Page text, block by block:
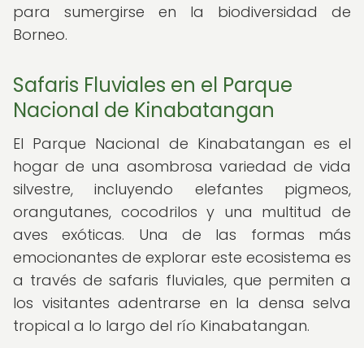
para sumergirse en la biodiversidad de
Borneo.
Safaris Fluviales en el Parque
Nacional de Kinabatangan
El Parque Nacional de Kinabatangan es el
hogar de una asombrosa variedad de vida
silvestre, incluyendo elefantes pigmeos,
orangutanes, cocodrilos y una multitud de
aves exóticas. Una de las formas más
emocionantes de explorar este ecosistema es
a través de safaris fluviales, que permiten a
los visitantes adentrarse en la densa selva
tropical a lo largo del río Kinabatangan.